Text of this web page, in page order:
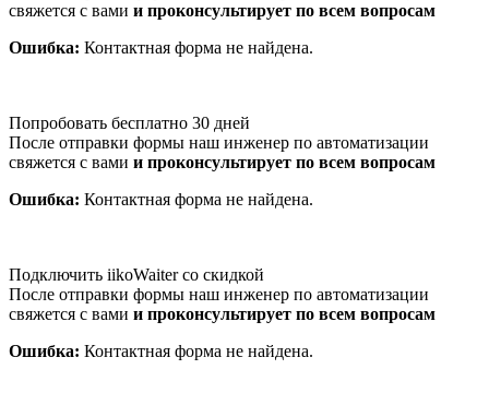
свяжется с вами и проконсультирует по всем вопросам
Ошибка: Контактная форма не найдена.
Попробовать бесплатно 30 дней
После отправки формы наш инженер по автоматизации
свяжется с вами и проконсультирует по всем вопросам
Ошибка: Контактная форма не найдена.
Подключить iikoWaiter со скидкой
После отправки формы наш инженер по автоматизации
свяжется с вами и проконсультирует по всем вопросам
Ошибка: Контактная форма не найдена.